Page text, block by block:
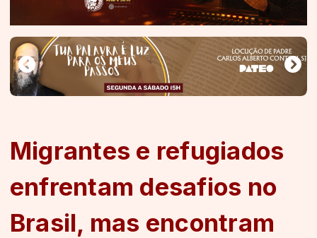
Migrantes e refugiados
enfrentam desafios no
Brasil, mas encontram